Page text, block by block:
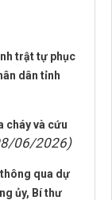
trật tự phục
dân tỉnh
cháy và cứu
06/2026)
qua dự
ủy, Bí thư